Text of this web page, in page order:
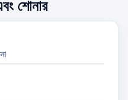
শোনার